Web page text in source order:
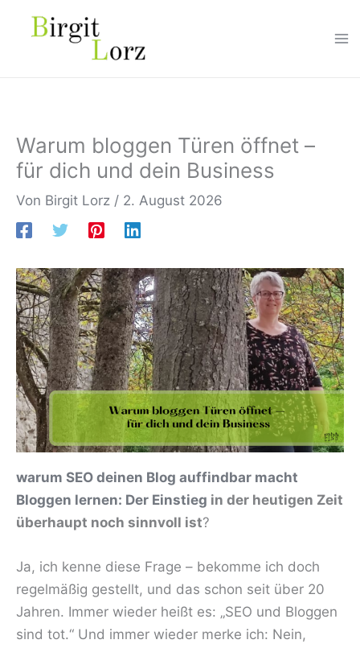
Inhalt
Warum bloggen Türen öffnet –
für dich und dein Business
Von Birgit Lorz / 2. August 2026
warum SEO deinen Blog auffindbar macht
Bloggen lernen: Der Einstieg in der heutigen Zeit
überhaupt noch sinnvoll ist?
Ja, ich kenne diese Frage – bekomme ich doch
regelmäßig gestellt, und das schon seit über 20
Jahren. Immer wieder heißt es: „SEO und Bloggen
sind tot.“ Und immer wieder merke ich: Nein,